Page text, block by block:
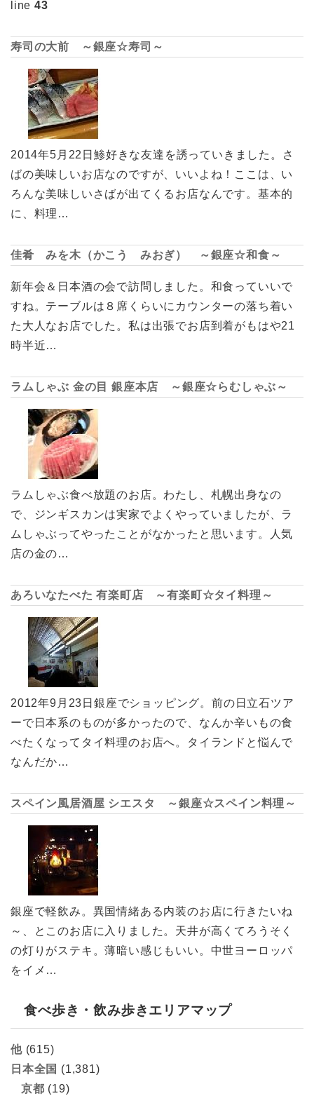
line 43
寿司の大前 ～銀座☆寿司～
2014年5月22日鯵好きな友達を誘っていきました。さ
ばの美味しいお店なのですが、いいよね！ここは、い
ろんな美味しいさばが出てくるお店なんです。基本的
に、料理…
佳肴 みを木（かこう みおぎ） ～銀座☆和食～
新年会＆日本酒の会で訪問しました。和食っていいで
すね。テーブルは８席くらいにカウンターの落ち着い
た大人なお店でした。私は出張でお店到着がもはや21
時半近…
ラムしゃぶ 金の目 銀座本店 ～銀座☆らむしゃぶ～
ラムしゃぶ食べ放題のお店。わたし、札幌出身なの
で、ジンギスカンは実家でよくやっていましたが、ラ
ムしゃぶってやったことがなかったと思います。人気
店の金の…
あろいなたべた 有楽町店 ～有楽町☆タイ料理～
2012年9月23日銀座でショッピング。前の日立石ツア
ーで日本系のものが多かったので、なんか辛いもの食
べたくなってタイ料理のお店へ。タイランドと悩んで
なんだか…
スペイン風居酒屋 シエスタ ～銀座☆スペイン料理～
銀座で軽飲み。異国情緒ある内装のお店に行きたいね
～、とこのお店に入りました。天井が高くてろうそく
の灯りがステキ。薄暗い感じもいい。中世ヨーロッパ
をイメ…
食べ歩き・飲み歩きエリアマップ
他(615)
日本全国 (1,381)
京都 (19)